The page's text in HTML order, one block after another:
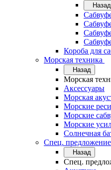
Назад
Короба для
Морская техника
Назад
Морская
Аксессуары
Морская
Морские
Морские
Морские
Солнечная
Спец. предложение
Назад
Спец.